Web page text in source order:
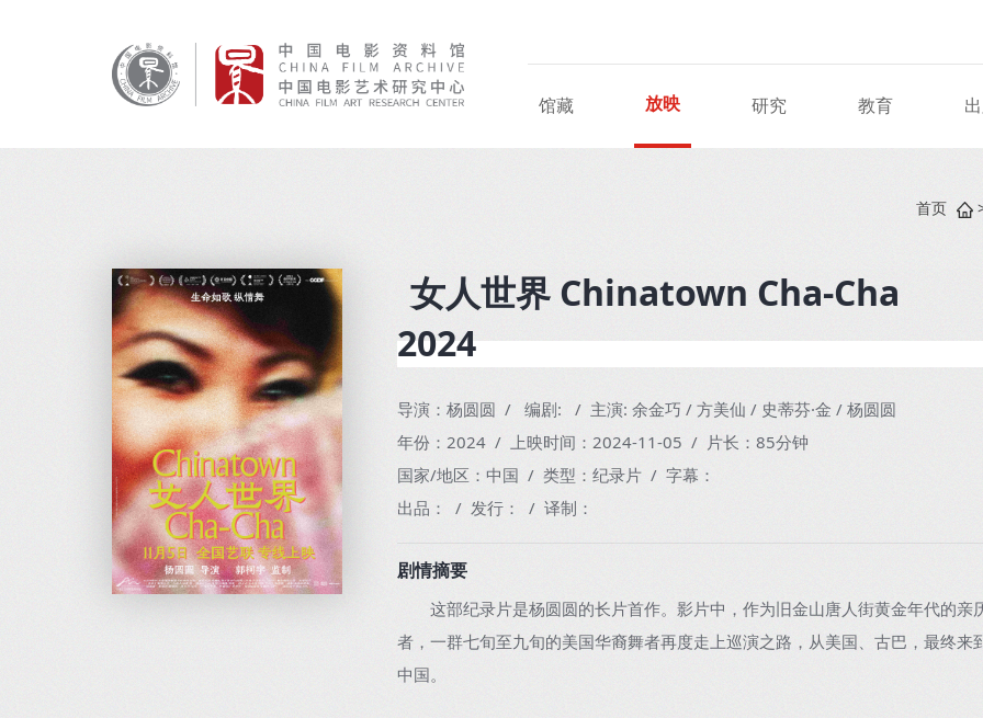
馆藏 放映 研究 教育
首页
女人世界 Chinatown Cha-Cha
2024
导演：杨圆圆 / 编剧: / 主演: 余金巧 / 方美仙 / 史蒂芬·金 / 杨圆圆
年份：2024 / 上映时间： 2024-11-05 / 片长：85分钟
国家/地区：中国 / 类型：纪录片 / 字幕：
出品： / 发行： / 译制：
剧情摘要
这部纪录片是杨圆圆的长片首作。影片中，作为旧金山唐人街黄金年代的亲
者，一群七旬至九旬的美国华裔舞者再度走上巡演之路，从美国、古巴，最终来
中国。